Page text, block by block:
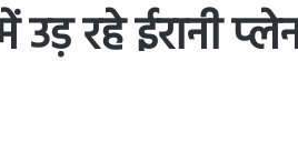
रहे ईरानी